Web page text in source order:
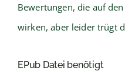
Bewertungen, die auf
wirken, aber leider trügt
EPub Datei benötigt